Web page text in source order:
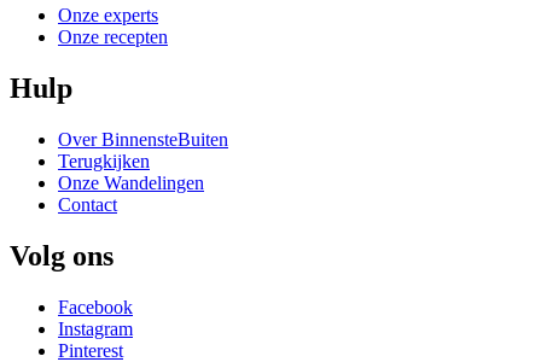
Onze experts
Onze recepten
Hulp
Over BinnensteBuiten
Terugkijken
Onze Wandelingen
Contact
Volg ons
Facebook
Instagram
Pinterest